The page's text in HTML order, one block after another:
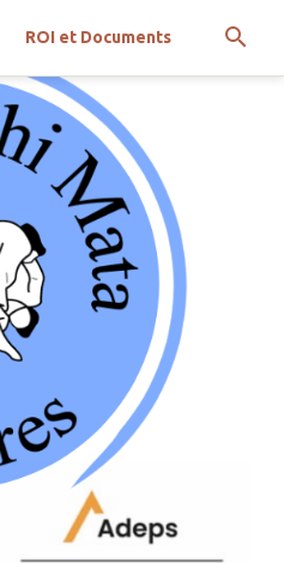
ROI et Documents